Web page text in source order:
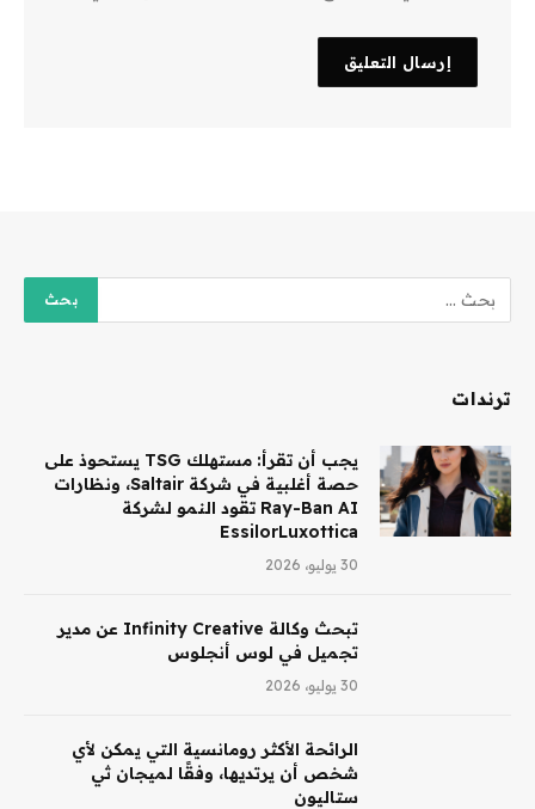
ترندات
يجب أن تقرأ: مستهلك TSG يستحوذ على
حصة أغلبية في شركة Saltair، ونظارات
Ray-Ban AI تقود النمو لشركة
EssilorLuxottica
30 يوليو، 2026
تبحث وكالة Infinity Creative عن مدير
تجميل في لوس أنجلوس
30 يوليو، 2026
الرائحة الأكثر رومانسية التي يمكن لأي
شخص أن يرتديها، وفقًا لميجان ثي
ستاليون